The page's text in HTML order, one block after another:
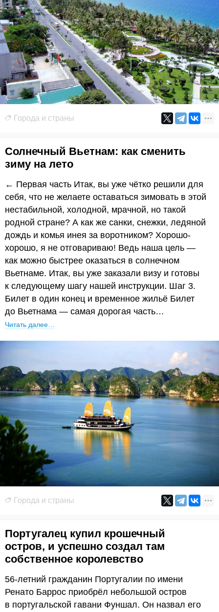
Города и страны
Солнечный Вьетнам: как сменить
зиму на лето
← Первая часть Итак, вы уже чётко решили для
себя, что не желаете оставаться зимовать в этой
нестабильной, холодной, мрачной, но такой
родной стране? А как же санки, снежки, ледяной
дождь и комья инея за воротником? Хорошо-
хорошо, я не отговариваю! Ведь наша цель —
как можно быстрее оказаться в солнечном
Вьетнаме. Итак, вы уже заказали визу и готовы
к следующему шагу нашей инструкции. Шаг 3.
Билет в один конец и временное жильё Билет
до Вьетнама — самая дорогая часть…
Читать далее…
Города и страны
Португалец купил крошечный
остров, и успешно создал там
собственное королевство
56-летний гражданин Португалии по имени
Ренато Баррос приобрёл небольшой остров
в португальской гавани Фуншал. Он назвал его